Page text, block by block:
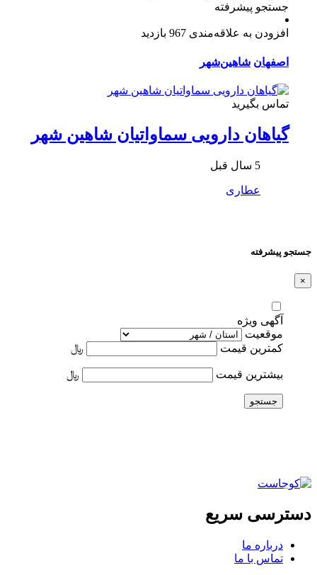
جستجو پیشرفته
افزودن به علاقه‌مندی 967 بازدید
اصفهان شاهین‌شهر
تماس بگیرید
گیاهان دارویی سماواتیان شاهین شهر
5 سال قبل
عطاری
جستجو پیشرفته
×
آگهی ویژه
موقعیت
کمترین قیمت
﷼
بیشترین قیمت ﷼
جستجو
دسترسی سریع
درباره ما
تماس با ما